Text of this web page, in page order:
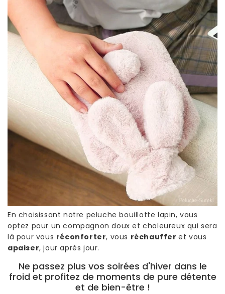
En choisissant notre peluche bouillotte lapin, vous
optez pour un compagnon doux et chaleureux qui sera
là pour vous réconforter, vous réchaufferet vous
apaiser, jour après jour.
Ne passez plus vos soirées d'hiver dans le
froid et profitez de moments de pure détente
et de bien-être !